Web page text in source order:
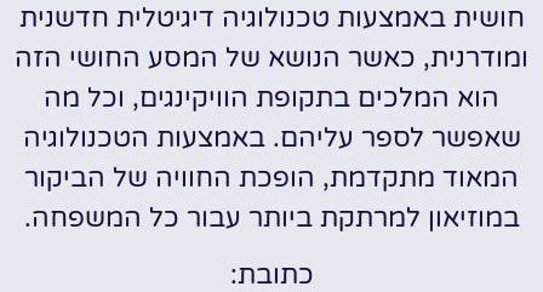
חושית באמצעות טכנולוגיה דיגיטלית חדשנית
ומודרנית, כאשר הנושא של המסע החושי הזה
הוא המלכים בתקופת הוויקינגים, וכל מה
שאפשר לספר עליהם. באמצעות הטכנולוגיה
המאוד מתקדמת, הופכת החוויה של הביקור
במוזיאון למרתקת ביותר עבור כל המשפחה.
כתובת: